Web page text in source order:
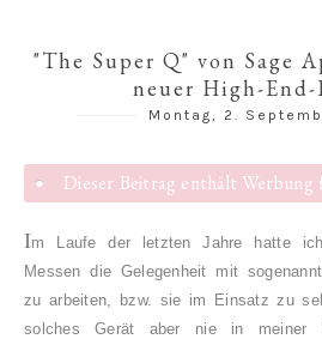
"The Super Q" von Sage
neuer High-
Montag, 2.
Dieser Beitrag enthält Werbung
Im Laufe der letzten Jahre hatte
Messen die Gelegenheit mit
zu arbeiten, bzw. sie im Einsatz zu
solches Gerät aber nie in meiner